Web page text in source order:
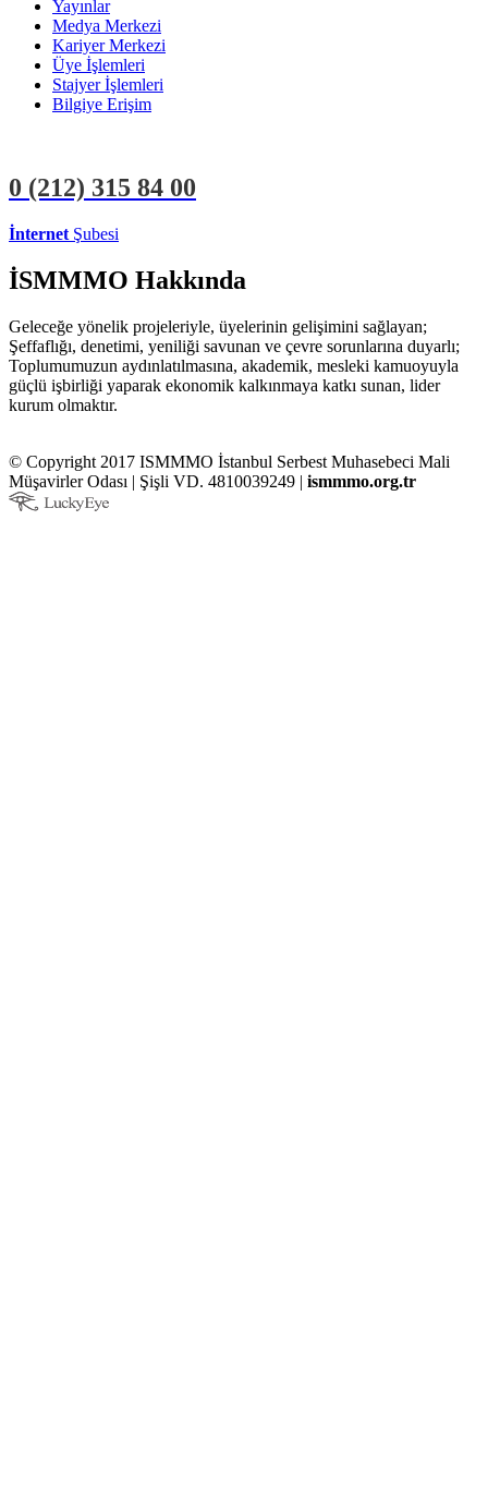
Yayınlar
Medya Merkezi
Kariyer Merkezi
Üye İşlemleri
Stajyer İşlemleri
Bilgiye Erişim
0 (212) 315 84 00
İnternet Şubesi
İSMMMO Hakkında
Geleceğe yönelik projeleriyle, üyelerinin gelişimini sağlayan;
Şeffaflığı, denetimi, yeniliği savunan ve çevre sorunlarına duyarlı;
Toplumumuzun aydınlatılmasına, akademik, mesleki kamuoyuyla
güçlü işbirliği yaparak ekonomik kalkınmaya katkı sunan, lider
kurum olmaktır.
© Copyright 2017 ISMMMO İstanbul Serbest Muhasebeci Mali
Müşavirler Odası | Şişli VD. 4810039249 | ismmmo.org.tr